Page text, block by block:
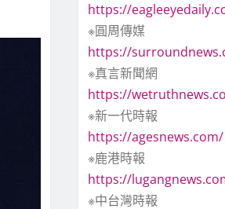
https://
※圓周傳媒
https://
※真言新聞網
https://
※新一代時報
https://agesnews.com/
※鹿港時報
https://
※中台灣時報